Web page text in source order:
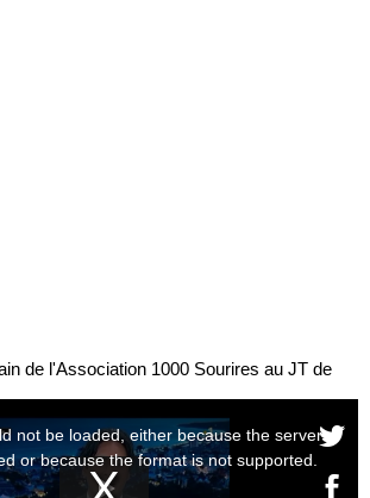
de l'Association 1000 Sourires au JT de